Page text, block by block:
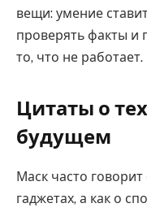
вещи: умение
проверять факты и
то, что не работает.
Цитаты о
будущем
Маск часто говорит
гаджетах, а как о